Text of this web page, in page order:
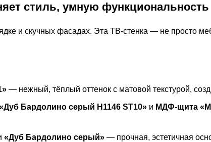
стиль, умную
и скучных фасадах. Эта ТВ-стенка — не просто
— нежный, тёплый оттенок с матовой текстурой,
Бардолино серый H1146 ST10» и МДФ-щита
«Дуб Бардолино серый» — прочная, эстетичная